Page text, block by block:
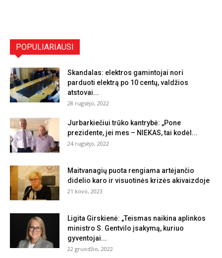
POPULIARIAUSI
Skandalas: elektros gamintojai nori
parduoti elektrą po 10 centų, valdžios
atstovai...
28 rugsėjo, 2022
Jurbarkiečiui trūko kantrybė: „Pone
prezidente, jei mes – NIEKAS, tai kodėl...
24 rugsėjo, 2022
Maitvanagių puota rengiama artėjančio
didelio karo ir visuotinės krizės akivaizdoje
21 kovo, 2023
Ligita Girskienė: „Teismas naikina aplinkos
ministro S. Gentvilo įsakymą, kuriuo
gyventojai...
22 gruodžio, 2022